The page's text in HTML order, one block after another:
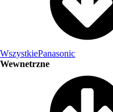
WszystkiePanasonic
Wewnetrzne